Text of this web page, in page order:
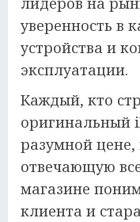
уверенность в
устройства и
эксплуатации.
Каждый, кто
оригинальный
разумной цене,
отвечающую
магазине
клиента и